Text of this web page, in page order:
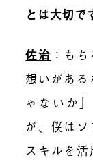
とは大切で
佐治 ：も
想いがあ
ゃないか
が、僕は
スキルを